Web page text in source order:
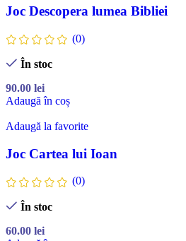
Joc Descopera lumea Bibliei
(0)
În stoc
90.00 lei
Adaugă în coș
Adaugă la favorite
Joc Cartea lui Ioan
(0)
În stoc
60.00 lei